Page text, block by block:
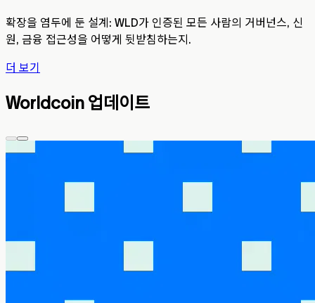
확장을 염두에 둔 설계: WLD가 인증된 모든 사람의 거버넌스, 신
원, 금융 접근성을 어떻게 뒷받침하는지.
더 보기
Worldcoin 업데이트